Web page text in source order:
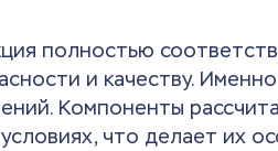
полностью
и качеству.
Компоненты
что делает их